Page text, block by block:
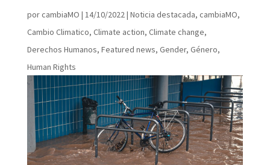
porcambiaMO | 14/10/2022| Noticia destacada, cambiaMO,
Cambio Climatico, Climate action, Climate change,
Derechos Humanos, Featured news, Gender, Género,
Human Rights